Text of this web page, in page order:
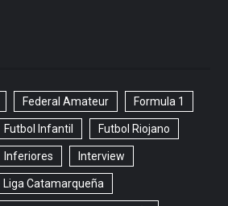
Federal Amateur Formula 1
Futbol Infantil Futbol Riojano
Inferiores Interview
Liga Catamarqueña